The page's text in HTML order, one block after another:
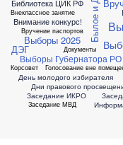
Библиотека ЦИК РФ
Внеклассное занятие
Внимание конкурс!
Вручение паспортов
Выборы 2025
Выборы Губернатора РО
Голосование вне
ДЭГ
День молодого избирателя
Дни правового
Документы
Заседание ИКРО
Заседание МВД
Корсовет